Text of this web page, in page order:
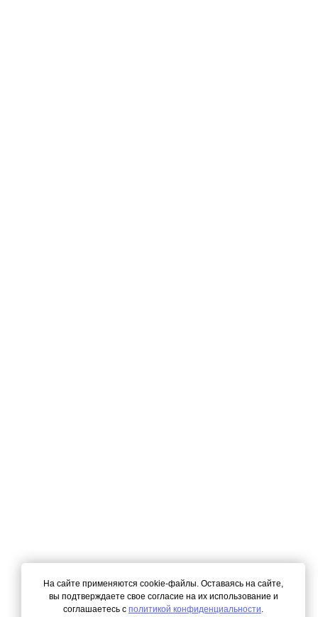
На сайте применяются cookie-файлы. Оставаясь на сайте,
вы подтверждаете свое согласие на их использование и
соглашаетесь с политикой конфиденциальности.